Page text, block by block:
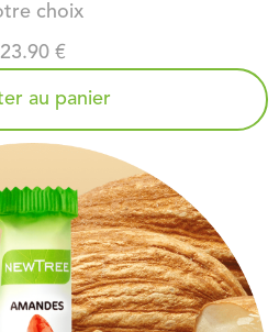
choix
23.90 €
au panier